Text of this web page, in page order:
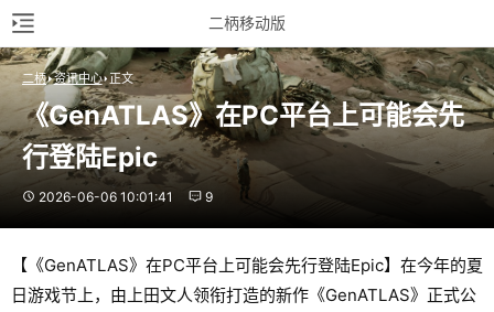
二柄移动版
二柄 资讯中心 正文
《GenATLAS》在PC平台上可能会先
行登陆Epic
2026-06-06 10:01:41 9
【《GenATLAS》在PC平台上可能会先行登陆Epic】在今年的夏
日游戏节上，由上田文人领衔打造的新作《GenATLAS》正式公